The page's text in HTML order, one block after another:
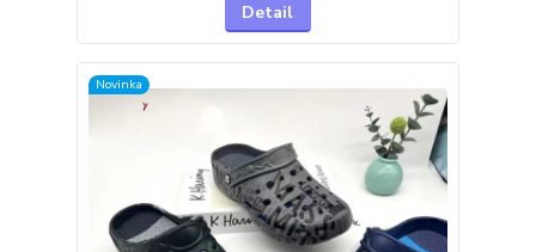
Detail
Novinka